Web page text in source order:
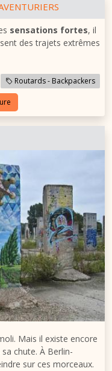
sensations fortes, il
des trajets extrêmes
Routards - Backpackers
Mais il existe encore
chute. À Berlin-
sur ces morceaux.